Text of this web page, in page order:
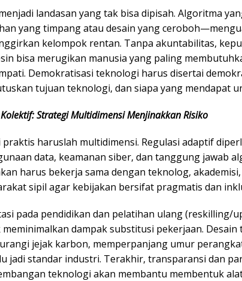
landasan yang tak bisa dipisah. Algoritma
yang timpang atau desain yang
kelompok rentan. Tanpa akuntabilitas,
bisa merugikan manusia yang paling
Demokratisasi teknologi harus disertai
tujuan teknologi, dan siapa yang mendapat
Strategi Multidimensi Menjinakkan Risiko
praktis haruslah multidimensi. Regulasi adaptif
data, keamanan siber, dan tanggung jawab
harus bekerja sama dengan teknolog,
sipil agar kebijakan bersifat pragmatis dan
pada pendidikan dan pelatihan ulang (reskilling/
dampak substitusi pekerjaan.
jejak karbon, memperpanjang umur
jadi standar industri. Terakhir, transparansi dan
teknologi akan membantu membentuk